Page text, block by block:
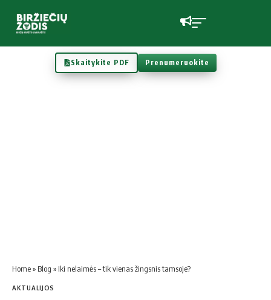
Skaitykite PDF Prenumeruokite
Home» Blog » Iki nelaimės – tik vienas žingsnis tamsoje?
AKTUALIJOS